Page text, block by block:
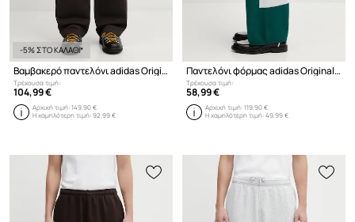
-5% ΣΤΟ ΚΑΛΑΘΙ*
Βαμβακερό παντελόνι adidas Originals Equipment Pants
Τρέχουσα τιμή:
104,99 €
Αρχική τιμή:149,90 €
Η χαμηλότερη τιμή:92,99 €
Παντελόνι φόρμας adidas Originals Santiago Pt
Τρέχουσα τιμή:
58,99 €
Αρχική τιμή:119,90 €
Η χαμηλότερη τιμή:49,99 €